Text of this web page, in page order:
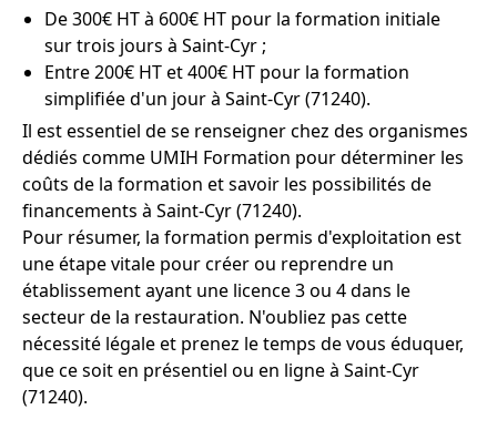
De 300€ HT à 600€ HT pour la formation initiale
sur trois jours à Saint-Cyr ;
Entre 200€ HT et 400€ HT pour la formation
simplifiée d'un jour à Saint-Cyr (71240).
Il est essentiel de se renseigner chez des organismes
dédiés comme UMIH Formation pour déterminer les
coûts de la formation et savoir les possibilités de
financements à Saint-Cyr (71240).
Pour résumer, la formation permis d'exploitation est
une étape vitale pour créer ou reprendre un
établissement ayant une licence 3 ou 4 dans le
secteur de la restauration. N'oubliez pas cette
nécessité légale et prenez le temps de vous éduquer,
que ce soit en présentiel ou en ligne à Saint-Cyr
(71240).